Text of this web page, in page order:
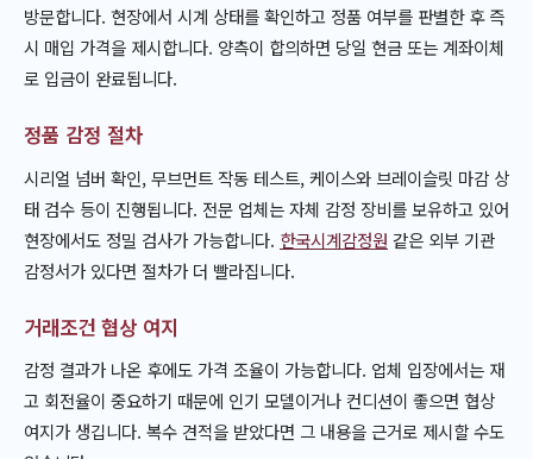
방문합니다. 현장에서 시계 상태를 확인하고 정품 여부를 판별한 후 즉
시 매입 가격을 제시합니다. 양측이 합의하면 당일 현금 또는 계좌이체
로 입금이 완료됩니다.
정품 감정 절차
시리얼 넘버 확인, 무브먼트 작동 테스트, 케이스와 브레이슬릿 마감 상
태 검수 등이 진행됩니다. 전문 업체는 자체 감정 장비를 보유하고 있어
현장에서도 정밀 검사가 가능합니다. 한국시계감정원 같은 외부 기관
감정서가 있다면 절차가 더 빨라집니다.
거래조건 협상 여지
감정 결과가 나온 후에도 가격 조율이 가능합니다. 업체 입장에서는 재
고 회전율이 중요하기 때문에 인기 모델이거나 컨디션이 좋으면 협상
여지가 생깁니다. 복수 견적을 받았다면 그 내용을 근거로 제시할 수도